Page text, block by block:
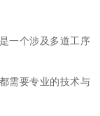
一个涉及多道工序
需要专业的技术与